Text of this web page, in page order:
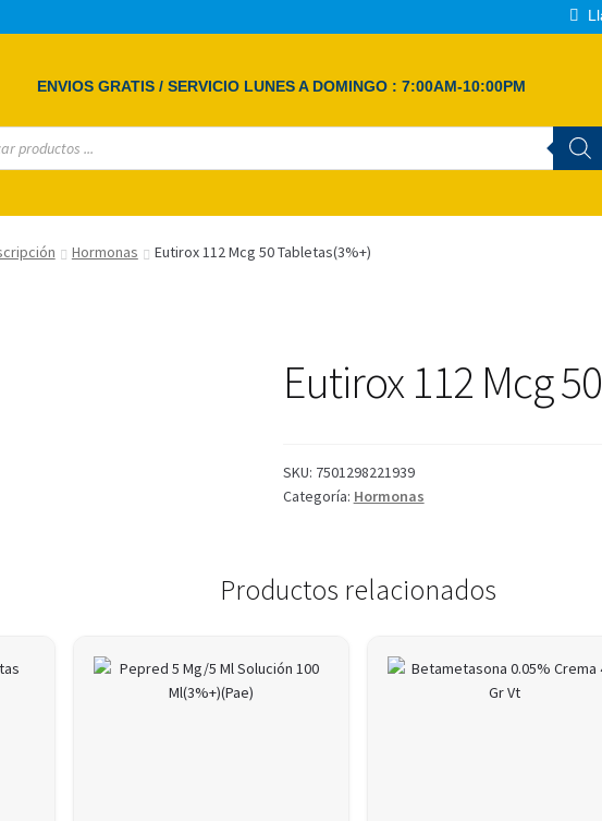
ENVIOS GRATIS / SERVICIO LUNES A DOMINGO : 7:00AM-10:00PM
Hormonas Eutirox 112 Mcg 50 Tabletas(3%+)
Eutirox 112 Mcg
SKU: 7501298221939
Categoría: Hormonas
Productos relacionados